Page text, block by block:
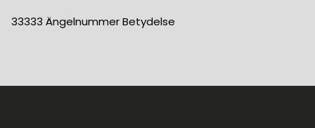
33333 Ängelnummer Betydelse